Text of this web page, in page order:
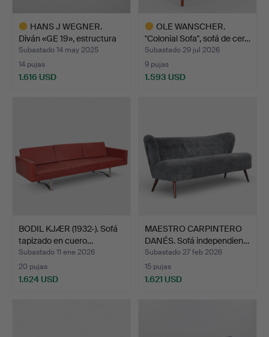
HANS J WEGNER.
Diván «GE 19», estructura
d…
Subastado 14 may 2025
14 pujas
1.616 USD
OLE WANSCHER.
"Colonial Sofa", sofá de cer…
Subastado 29 jul 2026
9 pujas
1.593 USD
BODIL KJÆR (1932-). Sofá
tapizado en cuero…
Subastado 11 ene 2026
20 pujas
1.624 USD
MAESTRO CARPINTERO
DANÉS. Sofá independien…
Subastado 27 feb 2026
15 pujas
1.621 USD